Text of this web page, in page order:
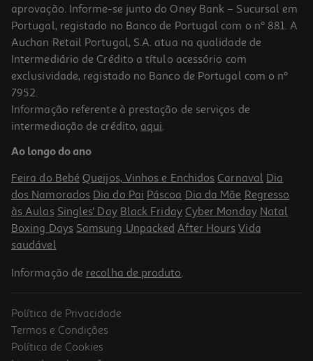
Suplemento Goldnutrition Muscle Repair 60 Caps
0.37 €/un
21,99 €
aprovação. Informe-se junto do Oney Bank – Sucursal em
Portugal, registado no Banco de Portugal com o nº 881. A
Auchan Retail Portugal, S.A. atua na qualidade de
Intermediário de Crédito a título acessório com
exclusividade, registado no Banco de Portugal com o nº
7952.
Informação referente à prestação de serviços de
intermediação de crédito, aqui.
Ao longo do ano
Feira do Bebé Queijos, Vinhos e Enchidos Carnaval Dia
dos Namorados Dia do Pai Páscoa Dia da Mãe Regresso
às Aulas Singles' Day Black Friday Cyber Monday Natal
Boxing Days Samsung Unpacked After Hours Vida
saudável
Informação de recolha de produto.
Política de Privacidade
Termos e Condições
Política de Cookies